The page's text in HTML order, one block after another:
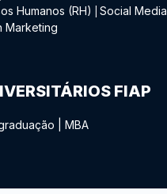
Humanos (RH)
Social Media
Marketing
FIAP
MBA